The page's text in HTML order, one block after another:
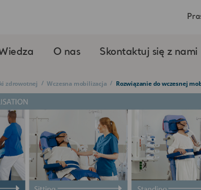
O nas Skontaktuj się z nami
zdrowotnej / Wczesna mobilizacja / Rozwiązanie do wczesnej